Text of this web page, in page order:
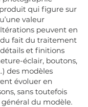
qui figure sur
valeur
peuvent en
fait du traitement
et finitions
éclair, boutons,
des modèles
évoluer en
sans toutefois
du modèle.